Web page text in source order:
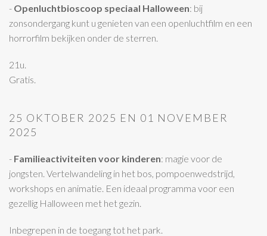
- Openluchtbioscoop speciaal Halloween: bij
zonsondergang kunt u genieten van een openluchtfilm en een
horrorfilm bekijken onder de sterren.
21u.
Gratis.
25 OKTOBER 2025 EN 01 NOVEMBER
2025
- Familieactiviteiten voor kinderen: magie voor de
jongsten. Vertelwandeling in het bos, pompoenwedstrijd,
workshops en animatie. Een ideaal programma voor een
gezellig Halloween met het gezin.
Inbegrepen in de toegang tot het park.